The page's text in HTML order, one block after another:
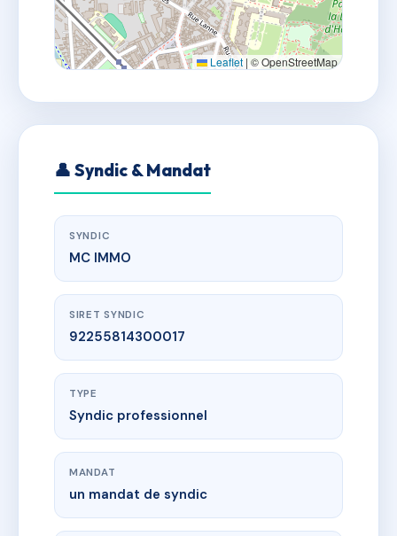
Leaflet | © OpenStreetMap
👤 Syndic & Mandat
SYNDIC
MC IMMO
SIRET SYNDIC
92255814300017
TYPE
Syndic professionnel
MANDAT
un mandat de syndic